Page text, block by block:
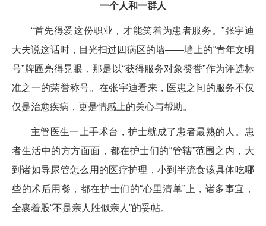
一个人和一群人
“首先得爱这份职业，才能笑着为患者服务。”张宇迪
大夫说这话时，目光扫过四病区的墙——墙上的“青年文明
号”牌匾亮得晃眼，那是以“获得服务对象赞誉”作为评选标
准之一的荣誉称号。在张宇迪看来，医患之间的服务不仅
仅是治愈疾病，更是情感上的关心与帮助。
主管医生一上手术台，护士就成了患者最熟的人。患
者生活中的方方面面，都在护士们的“管辖”范围之内，大
到诸如导尿管怎么用的医疗护理，小到半流食该具体吃哪
些的术后用餐，都在护士们的“心里清单”上，诸多事宜，
全裹着股“不是亲人胜似亲人”的妥帖。